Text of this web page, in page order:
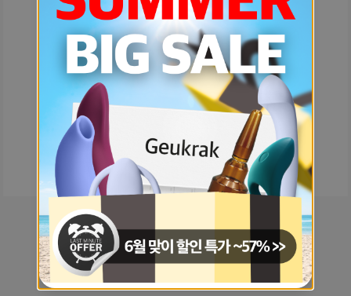
예상치 못한 에러입니다.